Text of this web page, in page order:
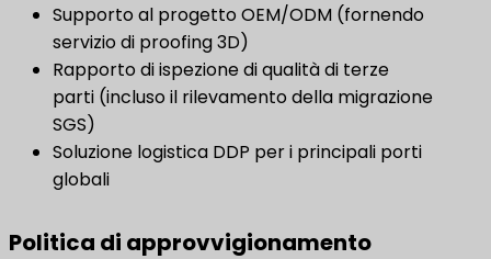
Supporto al progetto OEM/ODM (fornendo
servizio di proofing 3D)
Rapporto di ispezione di qualità di terze
parti (incluso il rilevamento della migrazione
SGS)
Soluzione logistica DDP per i principali porti
globali
Politica di approvvigionamento